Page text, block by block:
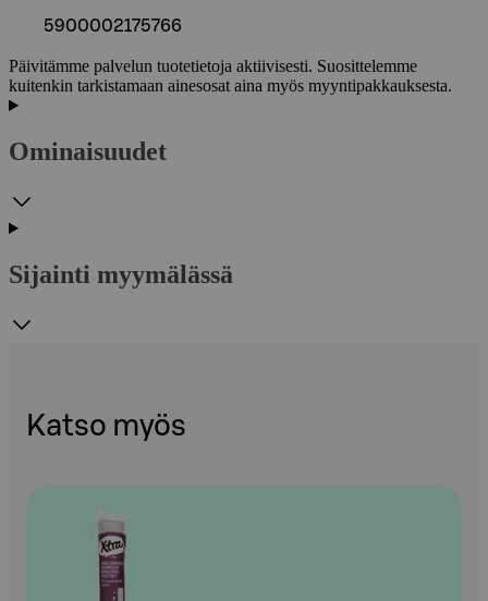
5900002175766
Päivitämme palvelun tuotetietoja aktiivisesti. Suosittelemme
kuitenkin tarkistamaan ainesosat aina myös myyntipakkauksesta.
Ominaisuudet
Sijainti myymälässä
Katso myös